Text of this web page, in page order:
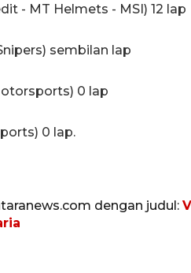
- MT Helmets - MSI) 12 lap
sembilan lap
0 lap
0 lap.
dengan judul: